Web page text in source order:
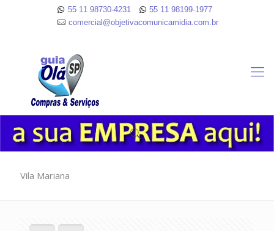
55 11 98730-4231
55 11 98199-1977
comercial@objetivacomunicamidia.com.br
Vila Mariana